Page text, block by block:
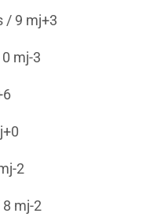
/ 9 mj+3
mj-3
2
8 mj-2